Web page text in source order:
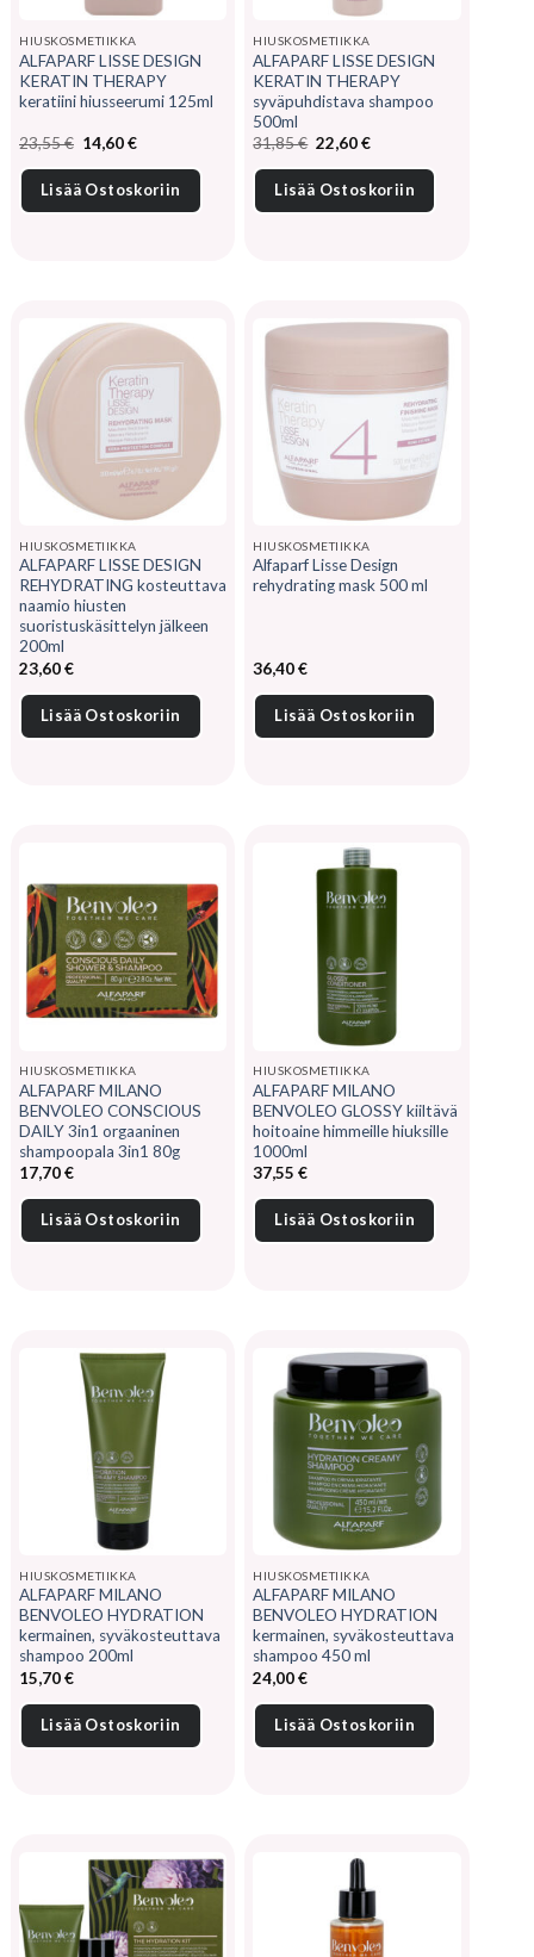
HIUSKOSMETIIKKA
ALFAPARF LISSE DESIGN
KERATIN THERAPY
keratiini hiusseerumi 125ml
23,55€ Alkuperäinen
hinta
oli:
23,55 €.
14,60€Nykyinen
on:
14,60 €.
Lisää Ostoskoriin
HIUSKOSMETIIKKA
ALFAPARF LISSE DESIGN
KERATIN THERAPY
syväpuhdistava shampoo
500ml
31,85€ Alkuperäinen
hinta
oli:
31,85 €.
22,60€Nykyinen
on:
22,60 €.
Lisää Ostoskoriin
HIUSKOSMETIIKKA
ALFAPARF LISSE DESIGN
REHYDRATING kosteuttava
naamio hiusten
suoristuskäsittelyn jälkeen
200ml
23,60€
Lisää Ostoskoriin
HIUSKOSMETIIKKA
Alfaparf Lisse Design
rehydrating mask 500 ml
36,40€
Lisää Ostoskoriin
HIUSKOSMETIIKKA
ALFAPARF MILANO
BENVOLEO CONSCIOUS
DAILY 3in1 orgaaninen
shampoopala 3in1 80g
17,70€
Lisää Ostoskoriin
HIUSKOSMETIIKKA
ALFAPARF MILANO
BENVOLEO GLOSSY kiiltävä
hoitoaine himmeille hiuksille
1000ml
37,55€
Lisää Ostoskoriin
HIUSKOSMETIIKKA
ALFAPARF MILANO
BENVOLEO HYDRATION
kermainen, syväkosteuttava
shampoo 200ml
15,70€
Lisää Ostoskoriin
HIUSKOSMETIIKKA
ALFAPARF MILANO
BENVOLEO HYDRATION
kermainen, syväkosteuttava
shampoo 450 ml
24,00€
Lisää Ostoskoriin